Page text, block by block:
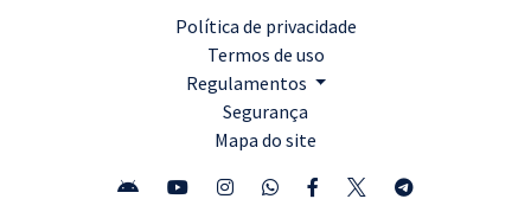
Política de privacidade
Termos de uso
Regulamentos
Segurança
Mapa do site